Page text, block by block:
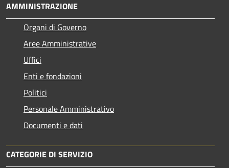
AMMINISTRAZIONE
Organi di Governo
Aree Amministrative
Uffici
Enti e fondazioni
Politici
Personale Amministrativo
Documenti e dati
CATEGORIE DI SERVIZIO